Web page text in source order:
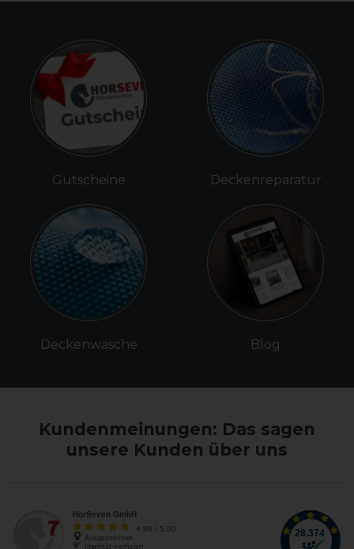
Gutscheine
Deckenwäsche
Deckenreparatur
Blog
Kundenmeinungen: Das sagen
unsere Kunden über uns